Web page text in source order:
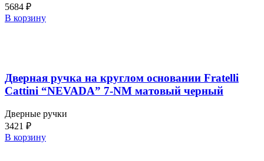
5684 ₽
В корзину
Дверная ручка на круглом основании Fratelli
Cattini “NEVADA” 7-NM матовый черный
Дверные ручки
3421 ₽
В корзину